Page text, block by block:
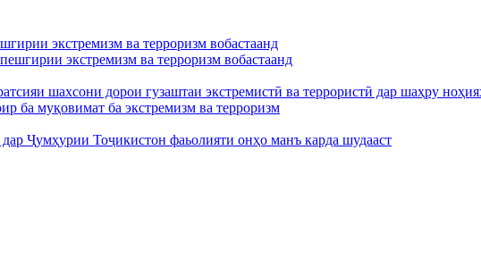
экстремизм ва терроризм вобастаанд
экстремизм ва терроризм вобастаанд
шахсони дорои гузаштаи экстремистӣ ва террористӣ дар шаҳру
ба муқовимат ба экстремизм ва терроризм
Ҷумҳурии Тоҷикистон фаьолияти онҳо манъ карда шудааст